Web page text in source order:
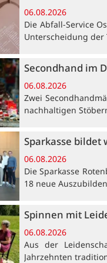
06.08.2026
Die Abfall-Service
Unterscheidung der
Secondhand im
06.08.2026
Zwei
nachhaltigen
Sparkasse bildet
06.08.2026
Die Sparkasse
18 neue
Spinnen mit
06.08.2026
Aus der
Jahrzehnten